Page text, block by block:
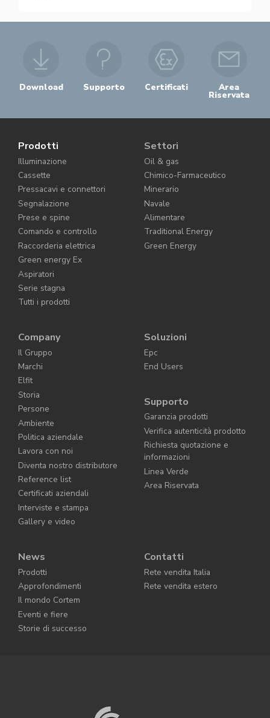
Download Supporto Certificati Area
Riservata
Prodotti
Illuminazione
Cassette
Pressacavi e connettori
Segnalazione
Prese e spine
Comando e controllo
Raccorderia elettrica
Green energy Ex
Aspiratori
Serie stagna
Tutti i prodotti
Settori
Oil & gas
Chimico-Farmaceutico
Minerario
Navale
Alimentare
Traditional Energy
Green Energy
Company
Il Gruppo
Marchi
Elfit
Storia
Persone
Ambiente
Politica aziendale
Lavora con noi
Diventa nostro distributore
Reference list
Certificati aziendali
Interviste e stampa
Gallery e video
Soluzioni
Epc
End Users
Supporto
Garanzia prodotti
Verifica autenticità prodotto
Richiesta quotazione e
informazioni
Linea Verde
Area Riservata
News
Prodotti
Approfondimenti
Il mondo Cortem
Eventi e fiere
Storie di successo
Contatti
Rete vendita Italia
Rete vendita estero